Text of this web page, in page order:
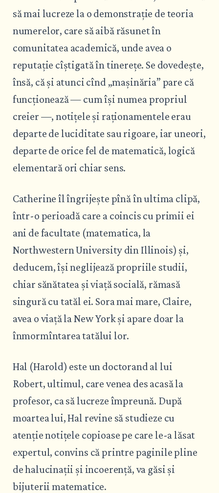
să mai lucreze la o demonstrație de teoria
numerelor, care să aibă răsunet în
comunitatea academică, unde avea o
reputație cîștigată în tinerețe. Se dovedește,
însă, că și atunci cînd „mașinăria” pare că
funcționează — cum își numea propriul
creier —, notițele și raționamentele erau
departe de luciditate sau rigoare, iar uneori,
departe de orice fel de matematică, logică
elementară ori chiar sens.
Catherine îl îngrijește pînă în ultima clipă,
într-o perioadă care a coincis cu primii ei
ani de facultate (matematica, la
Northwestern University din Illinois) și,
deducem, își neglijează propriile studii,
chiar sănătatea și viață socială, rămasă
singură cu tatăl ei. Sora mai mare, Claire,
avea o viață la New York și apare doar la
înmormîntarea tatălui lor.
Hal (Harold) este un doctorand al lui
Robert, ultimul, care venea des acasă la
profesor, ca să lucreze împreună. După
moartea lui, Hal revine să studieze cu
atenție notițele copioase pe care le-a lăsat
expertul, convins că printre paginile pline
de halucinații și incoerență, va găsi și
bijuterii matematice.